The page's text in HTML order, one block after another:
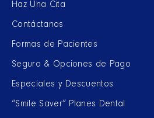
Haz Una Cita
Contáctanos
Formas de Pacientes
Seguro & Opciones de Pago
Especiales y Descuentos
“Smile Saver” Planes Dental